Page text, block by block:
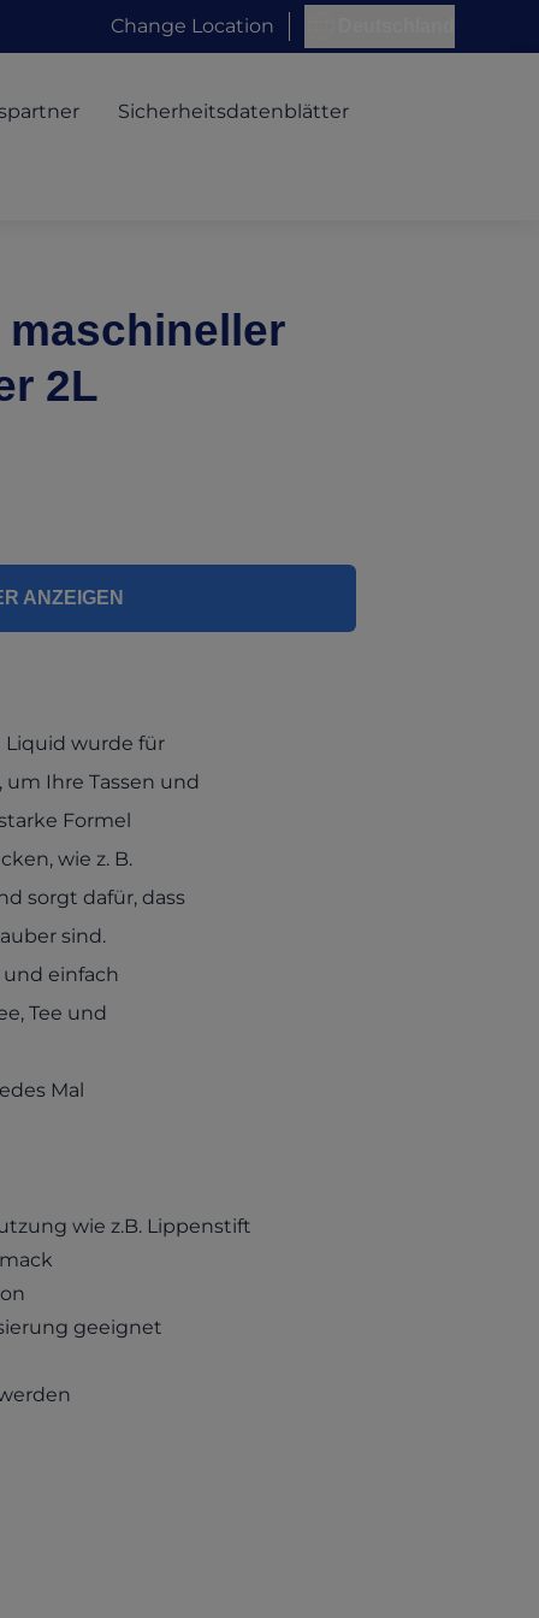
Change Location
Sicherheitsdatenblätter
2L
ANZEIGEN
Liquid wurde für
Ihre Tassen und
Formel
wie z. B.
sorgt dafür, dass
sind.
und einfach
Tee und
Mal
wie z.B. Lippenstift
geeignet